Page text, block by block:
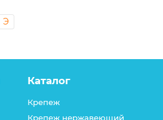
Э
Каталог
Крепеж
Крепеж нержавеющий